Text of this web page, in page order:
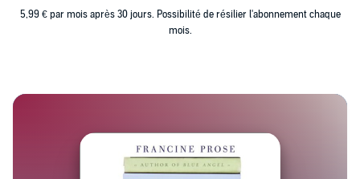
5,99 € par mois après 30 jours. Possibilité de résilier l'abonnement chaque
mois.